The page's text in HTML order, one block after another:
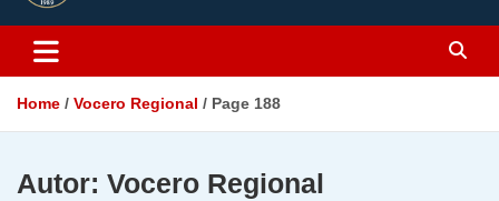
Home Vocero Regional Page 188
Autor: Vocero Regional